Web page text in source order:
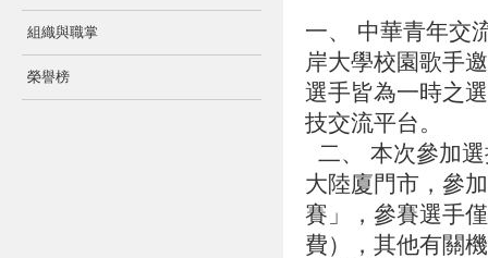
組織與職掌
榮譽榜
一、 中華青年交
岸大學校園歌手
選手皆為一時之
技交流平台。
二、 本次參加
大陸廈門市，參
賽」，參賽選手
費），其他有關